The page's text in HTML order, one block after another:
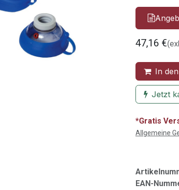
47,16 €
In
Jetzt
*Gratis
Allgemeine
EAN-